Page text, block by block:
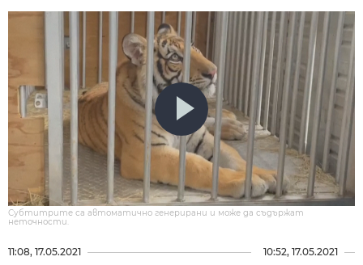
Субтитрите са автоматично генерирани и може да съдържат
неточности.
11:08, 17.05.2021 10:52, 17.05.2021